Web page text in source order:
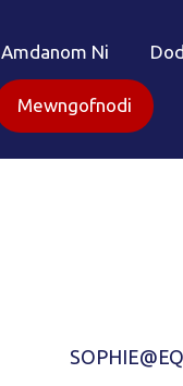
Amdanom Ni
Mewngofnodi